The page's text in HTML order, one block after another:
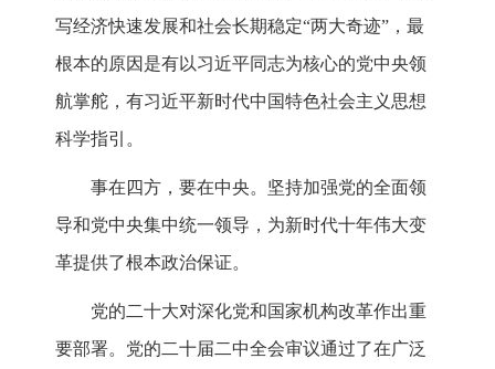
写经济快速发展和社会长期稳定“两大奇迹”，最
根本的原因是有以习近平同志为核心的党中央领
航掌舵，有习近平新时代中国特色社会主义思想
科学指引。
事在四方，要在中央。坚持加强党的全面领
导和党中央集中统一领导，为新时代十年伟大变
革提供了根本政治保证。
党的二十大对深化党和国家机构改革作出重
要部署。党的二十届二中全会审议通过了在广泛